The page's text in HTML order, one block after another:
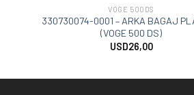
VOGE 500DS
330730074-0001 – ARKA BAGAJ
(VOGE 500 DS)
USD26,00